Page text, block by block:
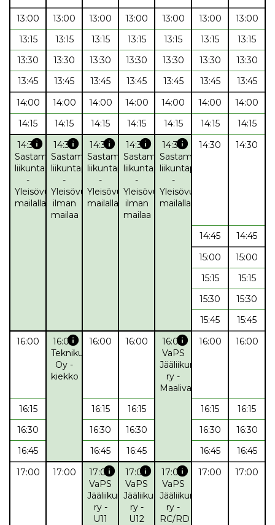
13:00
13:00 13:00 13:00 13:00 13:00
13:00
13:15
13:15 13:15 13:15 13:15 13:15
13:15
13:30
13:30 13:30 13:30 13:30 13:30
13:30
13:45
13:45 13:45 13:45 13:45 13:45
13:45
14:00
14:00 14:00 14:00 14:00 14:00
14:00
14:15
14:15 14:15 14:15 14:15 14:15
14:15
14:30info
Sastamalan
liikuntapalvelut
-
Yleisövuoro,
mailalla
14:30info
Sastamalan
liikuntapalvelut
-
Yleisövuoro,
ilman
mailaa
14:30info
Sastamalan
liikuntapalvelut
-
Yleisövuoro,
mailalla
14:30info
Sastamalan
liikuntapalvelut
-
Yleisövuoro,
ilman
mailaa
14:30info
Sastamalan
liikuntapalvelut
-
Yleisövuoro,
mailalla
14:30 14:30
14:45
14:45
15:00
15:00
15:15
15:15
15:30
15:30
15:45
15:45
16:00
16:00info
Teknikum
Oy -
kiekko
16:00 16:00 16:00info
VaPS
Jääliikunta
ry -
Maalivahtijää
16:00 16:00
16:15 16:15 16:15 16:15
16:15
16:30
16:30 16:30 16:30
16:30
16:45
16:45 16:45 16:45
16:45
17:00
17:00 17:00info
VaPS
Jääliikunta
ry -
U11
17:00info
VaPS
Jääliikunta
ry -
U12
17:00info
VaPS
Jääliikunta
ry -
RC/RD
17:00 17:00